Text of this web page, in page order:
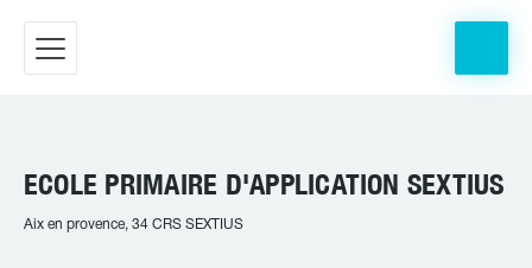
ECOLE PRIMAIRE D'APPLICATION SEXTIUS
Aix en provence, 34 CRS SEXTIUS